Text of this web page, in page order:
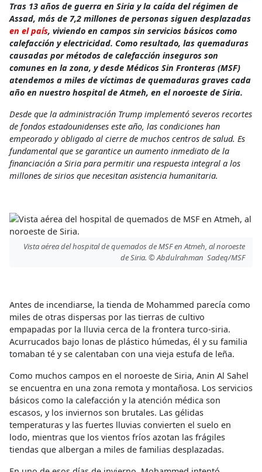
Tras 13 años de guerra en Siria y la caída del régimen de
Assad, más de 7,2 millones de personas siguen desplazadas
en el país, viviendo en campos sin servicios básicos como
calefacción y electricidad. Como resultado, las quemaduras
causadas por métodos de calefacción inseguros son
comunes en la zona, y desde Médicos Sin Fronteras (MSF)
atendemos a miles de víctimas de quemaduras graves cada
año en nuestro hospital de Atmeh, en el noroeste de Siria.
Desde que la administración Trump implementó severos recortes
de fondos estadounidenses este año, las condiciones han
empeorado y obligado al cierre de muchos centros de salud. Es
fundamental que se garantice un aumento inmediato de la
financiación a Siria para permitir una respuesta integral a los
millones de sirios que necesitan asistencia humanitaria.
Vista aérea del hospital de quemados de MSF en Atmeh, al noroeste
de Siria. © Abdulrahman Sadeq/MSF
Antes de incendiarse, la tienda de Mohammed parecía como
miles de otras dispersas por las tierras de cultivo
empapadas por la lluvia cerca de la frontera turco-siria.
Acurrucados bajo lonas de plástico húmedas, él y su familia
tomaban té y se calentaban con una vieja estufa de leña.
Como muchos campos en el noroeste de Siria, Anin Al Sahel
se encuentra en una zona remota y montañosa. Los servicios
básicos como la calefacción y la atención médica son
escasos, y los inviernos son brutales. Las gélidas
temperaturas y las fuertes lluvias convierten el suelo en
lodo, mientras que los vientos fríos azotan las frágiles
tiendas que albergan a miles de familias desplazadas.